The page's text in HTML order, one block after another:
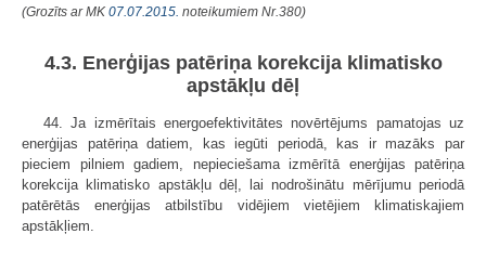
(Grozīts ar MK 07.07.2015. noteikumiem Nr.380)
4.3. Enerģijas patēriņa korekcija klimatisko
apstākļu dēļ
44. Ja izmērītais energoefektivitātes novērtējums pamatojas uz
enerģijas patēriņa datiem, kas iegūti periodā, kas ir mazāks par
pieciem pilniem gadiem, nepieciešama izmērītā enerģijas patēriņa
korekcija klimatisko apstākļu dēļ, lai nodrošinātu mērījumu periodā
patērētās enerģijas atbilstību vidējiem vietējiem klimatiskajiem
apstākļiem.